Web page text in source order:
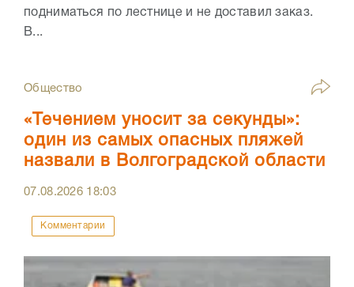
подниматься по лестнице и не доставил заказ.
В...
Общество
«Течением уносит за секунды»:
один из самых опасных пляжей
назвали в Волгоградской области
07.08.2026 18:03
Комментарии